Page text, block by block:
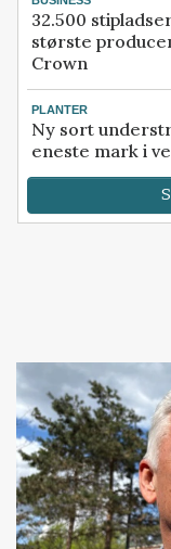
32.500
største
Crown
PLANTER
Ny sort
eneste mark i